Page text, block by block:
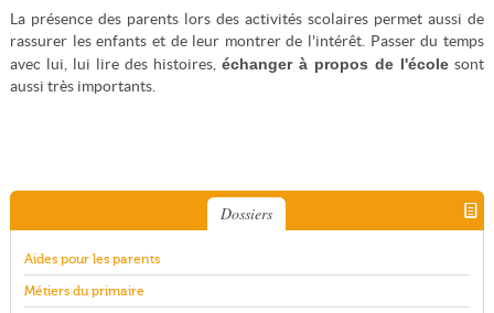
La présence des parents lors des activités scolaires permet aussi de
rassurer les enfants et de leur montrer de l'intérêt. Passer du temps
avec lui, lui lire des histoires, échanger à propos de l'école sont
aussi très importants.
Dossiers
Aides pour les parents
Métiers du primaire